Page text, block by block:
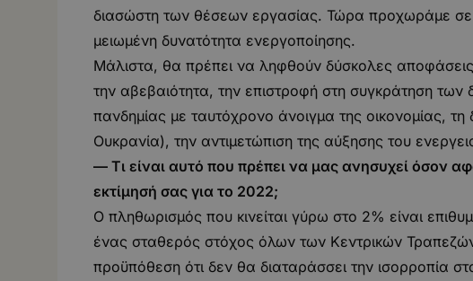
διασώστη των θέσεων εργασίας. Τώρα προχωράμε σε
μειωμένη δυνατότητα ενεργοποίησης.
Μάλιστα, θα πρέπει να ληφθούν δύσκολες
την αβεβαιότητα, την επιστροφή στη συγκράτηση των
πανδημίας με ταυτόχρονο άνοιγμα της οικονομίας,
Ουκρανία), την αντιμετώπιση της αύξησης του
— Τι είναι αυτό που πρέπει να μας ανησυχεί όσον
εκτίμησή σας για το 2022;
Ο πληθωρισμός που κινείται γύρω στο 2% είναι
ένας σταθερός στόχος όλων των Κεντρικών
προϋπόθεση ότι δεν θα διαταράσσει την ισορροπία